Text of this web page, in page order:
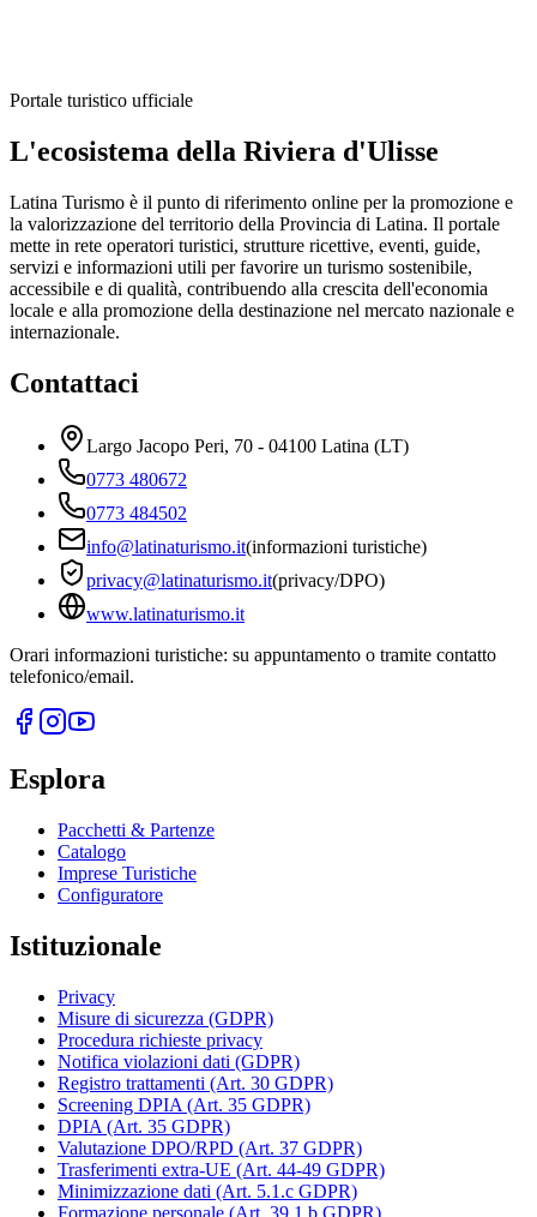
Portale turistico ufficiale
L'ecosistema della Riviera d'Ulisse
Latina Turismo è il punto di riferimento online per la promozione e
la valorizzazione del territorio della Provincia di Latina. Il portale
mette in rete operatori turistici, strutture ricettive, eventi, guide,
servizi e informazioni utili per favorire un turismo sostenibile,
accessibile e di qualità, contribuendo alla crescita dell'economia
locale e alla promozione della destinazione nel mercato nazionale e
internazionale.
Contattaci
Largo Jacopo Peri, 70 - 04100 Latina (LT)
0773 480672
0773 484502
info@latinaturismo.it(informazioni turistiche)
privacy@latinaturismo.it(privacy/DPO)
www.latinaturismo.it
Orari informazioni turistiche: su appuntamento o tramite contatto
telefonico/email.
Esplora
Pacchetti & Partenze
Catalogo
Imprese Turistiche
Configuratore
Istituzionale
Privacy
Misure di sicurezza (GDPR)
Procedura richieste privacy
Notifica violazioni dati (GDPR)
Registro trattamenti (Art. 30 GDPR)
Screening DPIA (Art. 35 GDPR)
DPIA (Art. 35 GDPR)
Valutazione DPO/RPD (Art. 37 GDPR)
Trasferimenti extra-UE (Art. 44-49 GDPR)
Minimizzazione dati (Art. 5.1.c GDPR)